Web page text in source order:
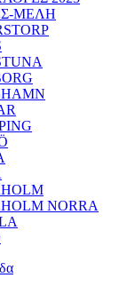
ΜΕΛΗ
NORRA